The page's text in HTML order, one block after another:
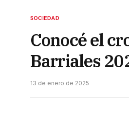
SOCIEDAD
Conocé el
Barriales
13 de enero de 2025